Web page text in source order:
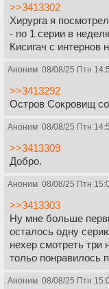
>>3413302
Хирурга я
- по 1 серии в
Кисигач с интернов
Аноним 08/08/25 Птн
>>3413292
Остров Сокровищ
Аноним 08/08/25 Птн
>>3413309
Добро.
Аноним 08/08/25 Птн
>>3413303
Ну мне больше
осталось одну
нехер смотреть три
тольо понравилось
Аноним 08/08/25 Птн